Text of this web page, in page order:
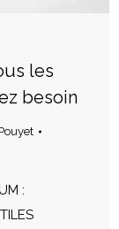
les
besoin
: